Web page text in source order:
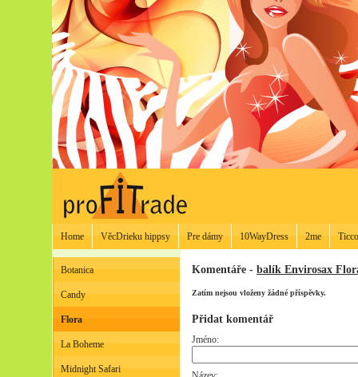
Home VěcDrieku hippsy Pre dámy 10WayDress 2me
Botanica
Candy
Flora
La Boheme
Midnight Safari
Komentáře - balík Envirosax
Zatím nejsou vloženy žádné příspěvky.
Přidat komentář
Jméno: